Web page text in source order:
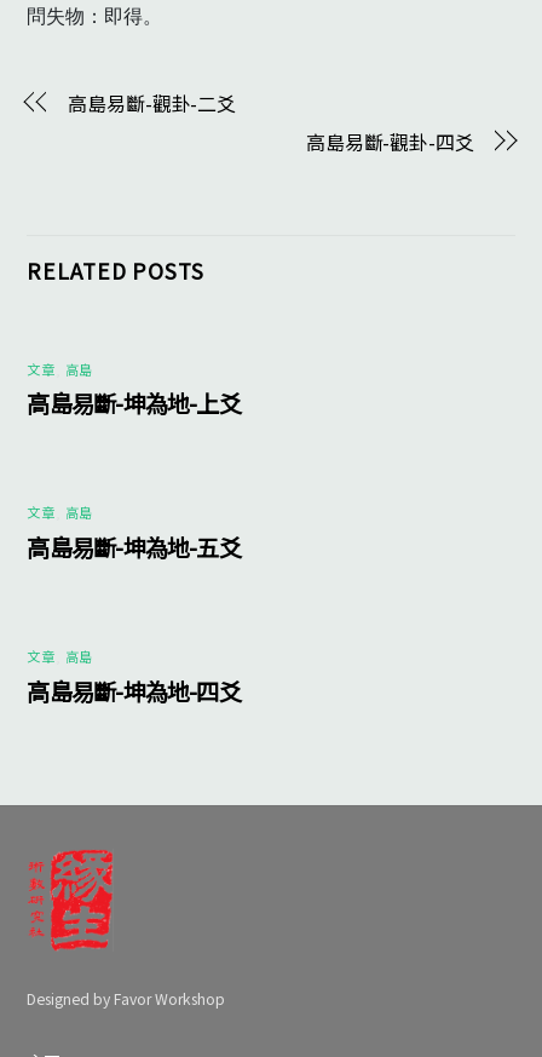
問失物：即得。
高島易斷-觀卦-二爻
高島易斷-觀卦-四爻
RELATED POSTS
文章 高島
高島易斷-坤為地-上爻
文章 高島
高島易斷-坤為地-五爻
文章 高島
高島易斷-坤為地-四爻
Designed by Favor Workshop